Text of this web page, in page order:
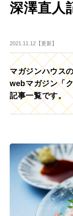
深澤直人
2021.11.12【更新】
マガジンハウス
webマガジン「
記事一覧です。